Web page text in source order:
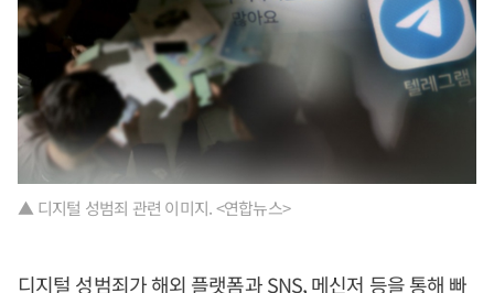
▲ 디지털 성범죄 관련 이미지. <연합뉴스>
디지털 성범죄가 해외 플랫폼과 SNS, 메신저 등을 통해 빠